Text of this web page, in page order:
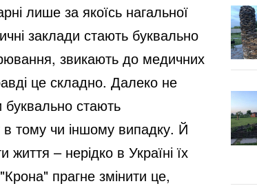
лише за якоїсь нагальної
заклади стають буквально
звикають до медичних
це складно. Далеко не
буквально стають
в тому чи іншому випадку. Й
життя – нерідко в Україні їх
прагне змінити це,